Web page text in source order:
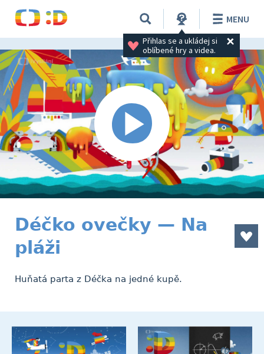
Přihlas se a ukládej si
oblíbené hry a videa.
MENU
Déčko ovečky — Na
pláži
Huňatá parta z Déčka na jedné kupě.